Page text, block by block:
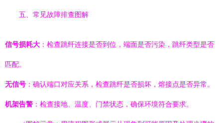
五、常见故障排查图解
信号损耗大 ：检查跳纤连接是否到位，端面是否污染，跳纤类型是否
匹配。
无信号 ：确认端口对应关系，检查跳纤是否损坏，熔接点是否异常。
机架告警 ：检查接地、温度、门禁状态，确保环境符合要求。